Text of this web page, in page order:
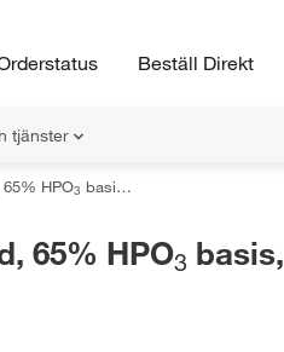
Beställ Direkt
tjänster
HPO3 basis, Honeywell Fluka™
65% HPO3 basis,